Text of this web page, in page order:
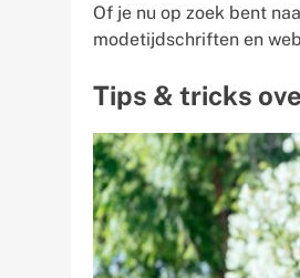
Of je nu op zoek bent
modetijdschriften en
Tips & tricks